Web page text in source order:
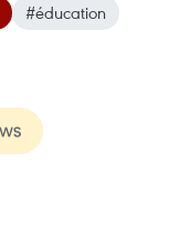
#éducation